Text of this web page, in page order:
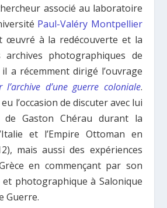
associé au laboratoire
Paul-Valéry Montpellier
œuvré à la redécouverte et la
archives photographiques de
il a récemment dirigé l’ouvrage
l’archive d’une guerre coloniale.
l’occasion de discuter avec lui
de Gaston Chérau durant la
et l’Empire Ottoman en
mais aussi des expériences
en commençant par son
photographique à Salonique
Guerre.